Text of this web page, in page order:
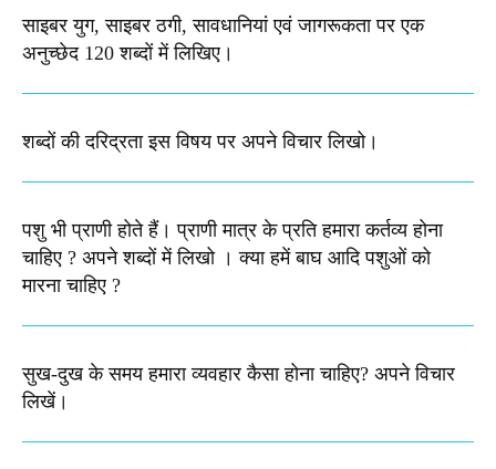
साइबर युग, साइबर ठगी, सावधानियां एवं जागरूकता पर एक
अनुच्छेद 120 शब्दों में लिखिए।
शब्दों की दरिद्रता इस विषय पर अपने विचार लिखो​।
पशु भी प्राणी होते हैं। प्राणी मात्र के प्रति हमारा कर्तव्य होना
चाहिए ? अपने शब्दों में लिखो । क्या हमें बाघ आदि पशुओं को
मारना चाहिए ?
सुख-दुख के समय हमारा व्यवहार कैसा होना चाहिए? अपने विचार
लिखें।